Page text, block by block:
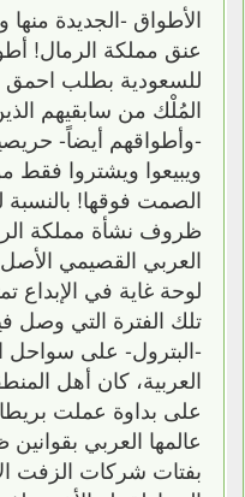
الأطواق -الجديدة
عنق مملكة الرمال!
للسعودية بطلب احمق
المُلْك من سابقيهم
-وأطواقهم أيضاً-
ويبيعوا ويشتروا فقط
الصمت فوقها! بالنسبة
ظروف نشأة مملكة
العربي القصيمي
لوحة غاية في الإبداع
تلك الفترة التي وصل
-البترول- على سواحل
العربية، كان أهل
على بداوة عملت
عالمها العربي
بفتات شركات الزفت